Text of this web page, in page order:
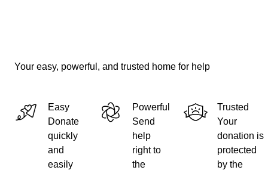
Titans Italian Legion
Ig:https://instagram.com/titans_italian_legion/
https://www.facebook.com/groups/215593772938788/
Your easy, powerful, and trusted home for help
Easy
Donate
quickly
and
easily
Powerful
Send
help
right to
the
Trusted
Your
donation is
protected
by the